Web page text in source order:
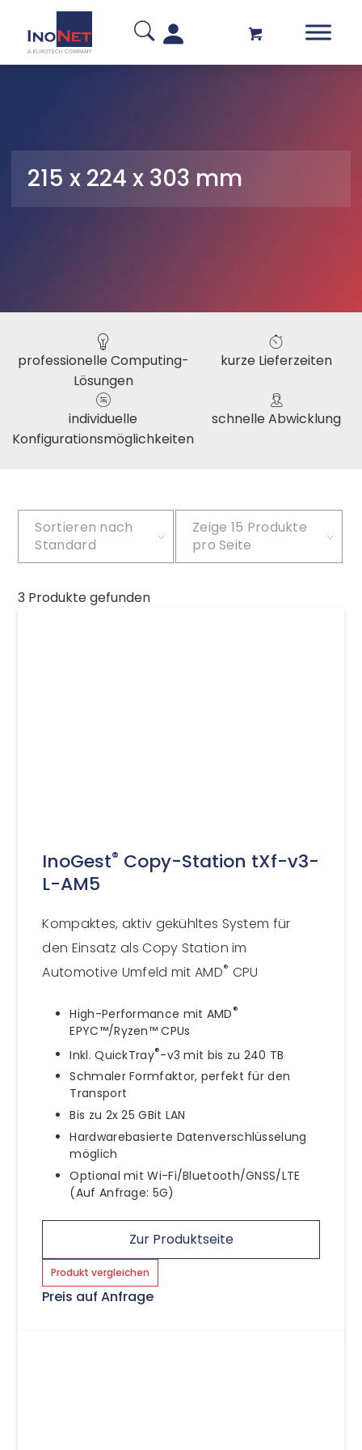
215 x 224 x 303 mm
professionelle Computing-
Lösungen
kurze Lieferzeiten
individuelle
Konfigurationsmöglichkeiten
schnelle Abwicklung
Sortieren nach
Standard
Zeige 15 Produkte
pro Seite
3 Produkte gefunden
InoGest® Copy-Station tXf-v3-
L-AM5
Kompaktes, aktiv gekühltes System für
den Einsatz als Copy Station im
Automotive Umfeld mit AMD® CPU
High-Performance mit AMD®
EPYC™/Ryzen™ CPUs
Inkl. QuickTray®-v3 mit bis zu 240 TB
Schmaler Formfaktor, perfekt für den
Transport
Bis zu 2x 25 GBit LAN
Hardwarebasierte Datenverschlüsselung
möglich
Optional mit Wi-Fi/Bluetooth/GNSS/LTE
(Auf Anfrage: 5G)
Zur Produktseite
Produkt vergleichen
Preis auf Anfrage